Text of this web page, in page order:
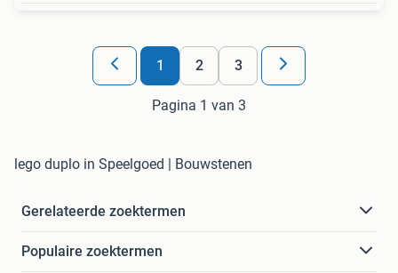
1 2 3
Pagina 1 van 3
lego duplo in Speelgoed | Bouwstenen
Gerelateerde zoektermen
Populaire zoektermen